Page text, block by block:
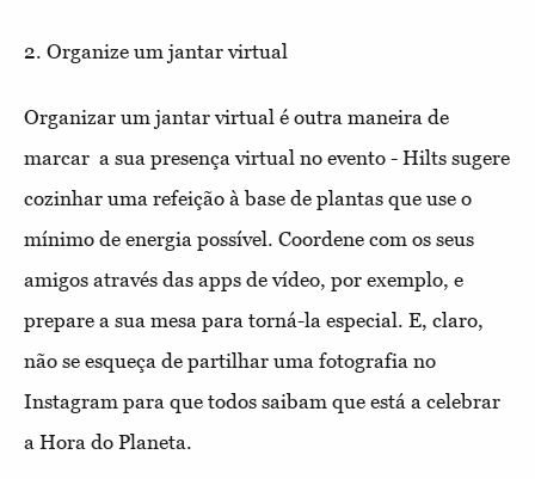
2. Organize um jantar virtual
Organizar um jantar virtual é outra maneira de
marcar a sua presença virtual no evento - Hilts sugere
cozinhar uma refeição à base de plantas que use o
mínimo de energia possível. Coordene com os seus
amigos através das apps de vídeo, por exemplo, e
prepare a sua mesa para torná-la especial. E, claro,
não se esqueça de partilhar uma fotografia no
Instagram para que todos saibam que está a celebrar
a Hora do Planeta.